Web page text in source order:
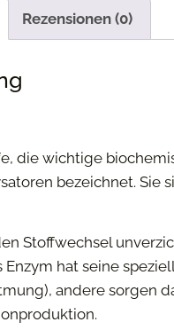
Rezensionen (0)
die wichtige
bezeichnet. Sie
Stoffwechsel
Enzym hat seine
andere sorgen